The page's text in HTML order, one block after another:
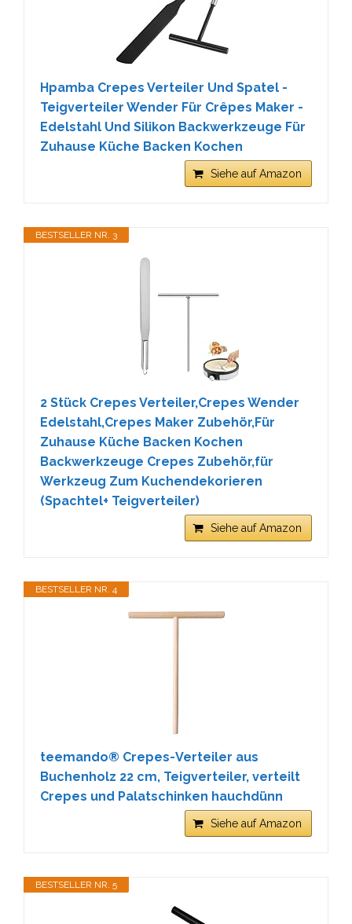
Hpamba Crepes Verteiler Und Spatel -
Teigverteiler Wender Für Crêpes Maker -
Edelstahl Und Silikon Backwerkzeuge Für
Zuhause Küche Backen Kochen
Siehe auf Amazon
BESTSELLER NR. 3
2 Stück Crepes Verteiler,Crepes Wender
Edelstahl,Crepes Maker Zubehör,Für
Zuhause Küche Backen Kochen
Backwerkzeuge Crepes Zubehör,für
Werkzeug Zum Kuchendekorieren
(Spachtel+ Teigverteiler)
Siehe auf Amazon
BESTSELLER NR. 4
teemando® Crepes-Verteiler aus
Buchenholz 22 cm, Teigverteiler, verteilt
Crepes und Palatschinken hauchdünn
Siehe auf Amazon
BESTSELLER NR. 5